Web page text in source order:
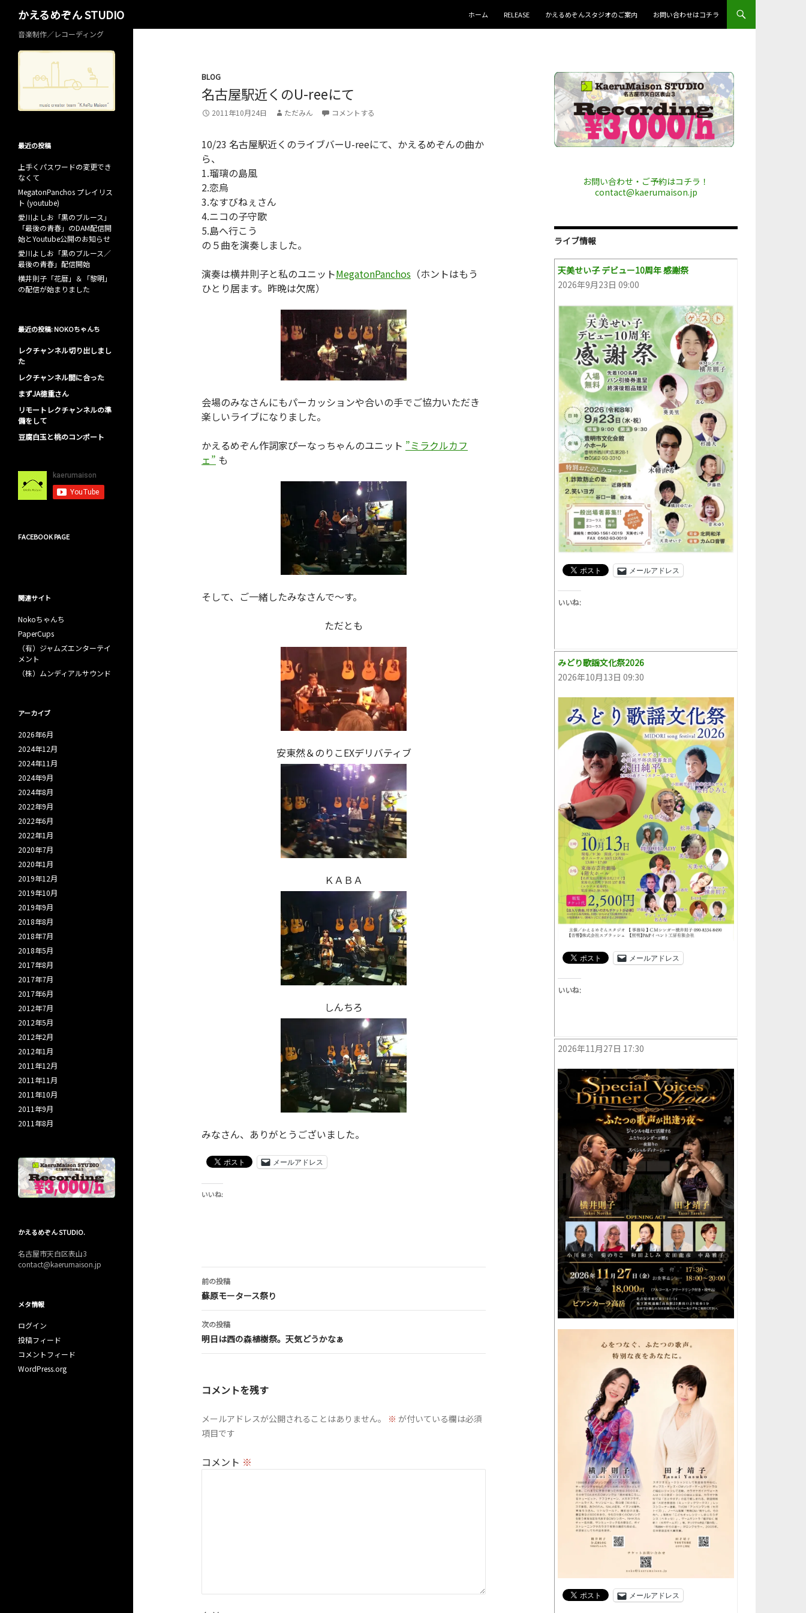
かえるめぞん STUDIO
ホーム
RELEASE かえるめぞんスタジオのご案内 お問い合わせはコチラ
BLOG
名古屋駅近くのU-reeにて
2011年10月24日 ただみん コメントする
10/23 名古屋駅近くのライブバーU-reeにて、かえるめぞんの曲か
ら、
1.瑠璃の島風
2.恋烏
3.なすびねぇさん
4.ニコの子守歌
5.島へ行こう
の５曲を演奏しました。
演奏は横井則子と私のユニットMegatonPanchos （ホントはもう
ひとり居ます。昨晩は欠席）
会場のみなさんにもパーカッションや合いの手でご協力いただき
楽しいライブになりました。
かえるめぞん作詞家ぴーなっちゃんのユニット ”ミラクルカフ
ェ” も
そして、ご一緒したみなさんで〜す。
ただとも
安東然＆のりこEXデリバティブ
ＫＡＢＡ
しんちろ
みなさん、ありがとうございました。
メールアドレス
いいね:
投
稿
ナ
ビ
ゲ
ー
ョ
ン
前の投稿
蘇原モータース祭り
次の投稿
明日は西の森植樹祭。天気どうかなぁ
コメントを残す
メールアドレスが公開されることはありません。 ※ が付いている欄は必須
項目です
コメント ※
お問い合わせ・ご予約はコチラ！
contact@kaerumaison.jp
ライブ情報
天美せい子 デビュー10周年 感謝祭
2026年9月23日 09:00
メールアドレス
いいね:
みどり歌謡文化祭2026
2026年10月13日 09:30
メールアドレス
いいね:
2026年11月27日 17:30
メールアドレス
音楽制作／レコーディング
最近の投稿
上手くパスワードの変更でき
なくて
MegatonPanchos プレイリス
ト (youtube)
愛川よしお「黒のブルース」
「最後の青春」のDAM配信開
始とYoutube公開のお知らせ
愛川よしお「黒のブルース／
最後の青春」配信開始
横井則子「花暦」＆「黎明」
の配信が始まりました
最近の投稿: NOKOちゃんち
レクチャンネル切り出しまし
た
レクチャンネル間に合った
まずJA徳重さん
リモートレクチャンネルの準
備をして
豆腐白玉と桃のコンポート
FACEBOOK PAGE
関連サイト
Nokoちゃんち
PaperCups
（有）ジャムズエンターテイ
メント
（株）ムンディアルサウンド
アーカイブ
2026年6月
2024年12月
2024年11月
2024年9月
2024年8月
2022年9月
2022年6月
2022年1月
2020年7月
2020年1月
2019年12月
2019年10月
2019年9月
2018年8月
2018年7月
2018年5月
2017年8月
2017年7月
2017年6月
2012年7月
2012年5月
2012年2月
2012年1月
2011年12月
2011年11月
2011年10月
2011年9月
2011年8月
かえるめぞん STUDIO.
名古屋市天白区表山3
contact@kaerumaison.jp
メタ情報
ログイン
投稿フィード
コメントフィード
WordPress.org